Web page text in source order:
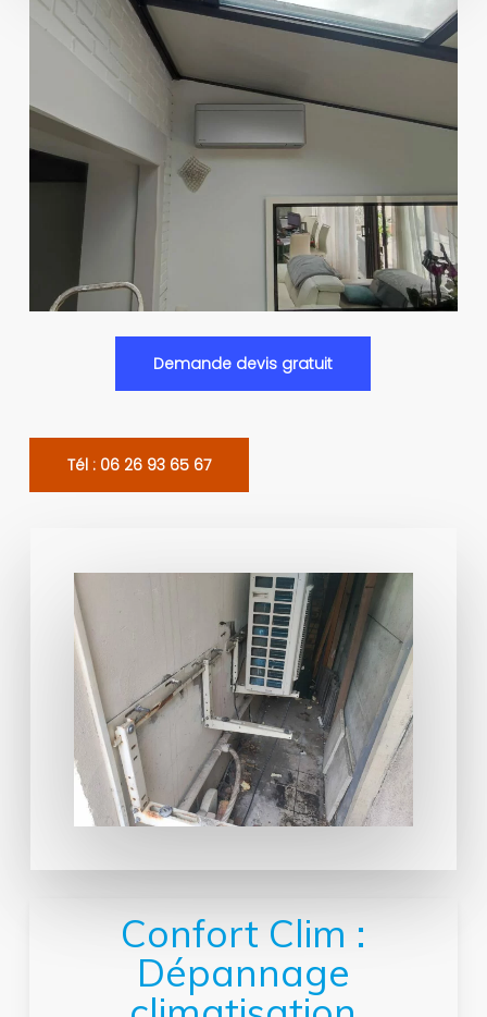
Demande devis gratuit
Tél : 06 26 93 65 67
Confort Clim :
Dépannage